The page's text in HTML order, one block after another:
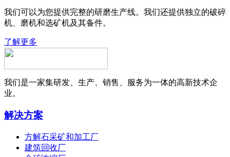
我们可以为您提供完整的研磨生产线。我们还提供独立的破碎
机、磨机和选矿机及其备件。
了解更多
我们是一家集研发、生产、销售、服务为一体的高新技术企
业。
解决方案
方解石采矿和加工厂
建筑回收厂